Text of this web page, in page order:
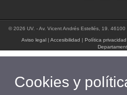
© 2026 UV. - Av. Vicent Andrés Estellés, 19.
Aviso legal |Accesibilidad Política privacidad
Cookies y